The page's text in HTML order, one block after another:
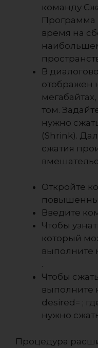
команду
Программа
время на
В
отображен
том.
нужно
(Shrink).
сжатия
Откройте
Введите
Чтобы
который
выполните
.
Чтобы
выполните
desired= ;
нужно
Процедура